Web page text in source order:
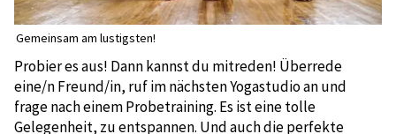
Gemeinsam am lustigsten!
Probier es aus! Dann kannst du mitreden! Überrede
eine/n Freund/in, ruf im nächsten Yogastudio an und
frage nach einem Probetraining. Es ist eine tolle
Gelegenheit, zu entspannen. Und auch die perfekte